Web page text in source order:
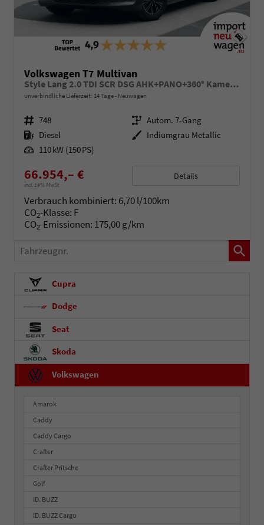
Volkswagen T7 Multivan
Style Lang 2.0 TDI SCR DSG AHK+PANO+360° Kamera!
unverbindliche Lieferzeit: 14 Tage Neuwagen
Fahrzeugnr. 748 Getriebe Autom. 7-Gang
Kraftstoff Diesel Außenfarbe Indiumgrau Metallic
Leistung 110 kW (150 PS)
66.954,– €
incl. 19% MwSt.
Details
Verbrauch kombiniert: 6,70 l/100km
CO2-Klasse: F
CO2-Emissionen: 175,00 g/km
Fahrzeugnr.
Cupra
Dodge
Seat
Skoda
Volkswagen
Amarok
Caddy
Caddy Cargo
Crafter
Crafter Pritsche
Golf
ID. BUZZ
ID. BUZZ Cargo